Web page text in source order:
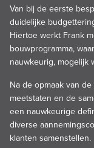
Van bij de eerste
duidelijke
Hiertoe werkt Frank
bouwprogramma,
nauwkeurig, mogelijk
Na de opmaak van
meetstaten en de
een nauwkeurige
diverse
klanten samenstellen.